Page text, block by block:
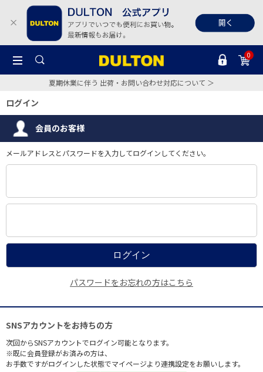
0
夏期休業に伴う 出荷・お問い合わせ対応について ＞
ログイン
会員のお客様
メールアドレスとパスワードを入力してログインしてください。
パスワードをお忘れの方はこちら
SNSアカウントをお持ちの方
次回からSNSアカウントでログイン可能となります。
※既に会員登録がお済みの方は、
お手数ですがログインした状態でマイページより連携設定をお願いします。